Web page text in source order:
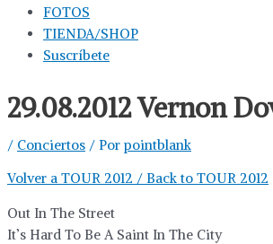
FOTOS
TIENDA/SHOP
Suscríbete
29.08.2012 Vernon
/ Conciertos / Por pointblank
Volver a TOUR 2012 / Back to TOUR 2012
Out In The Street
It’s Hard To Be A Saint In The City